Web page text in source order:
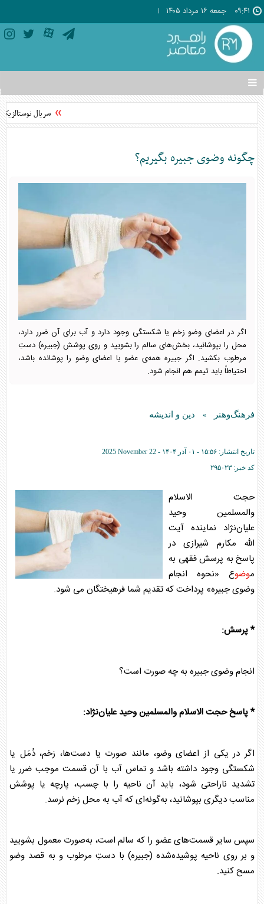
۰۹:۴۱ جمعه ۱۶ مرداد ۱۴۰۵
تغییر
وضعیت
منوی
ها
سریال
چگونه وضوی جبیره بگیریم؟
اگر در اعضای وضو زخم یا شکستگی وجود دارد و آب برای آن ضرر دارد،
محل را بپوشانید، بخش‌های سالم را بشویید و روی پوشش (جبیره) دستِ
مرطوب بکشید. اگر جبیره همه‌ی عضو یا اعضای وضو را پوشانده باشد،
احتیاطاً باید تیمم هم انجام شود.
فرهنگ‌وهنر » دین و اندیشه
تاریخ انتشار: ۱۵:۵۶ - ۰۱ آذر ۱۴۰۴ -
2025 November 22
کد خبر: ۲۹۵۰۲۳
حجت الاسلام
والمسلمین وحید
علیان‌نژاد نماینده آیت
الله مکارم شیرازی در
پاسخ به پرسش فقهی به
موضوع «نحوه انجام
وضوی جبیره» پرداخت که تقدیم شما فرهیختگان می شود.
* پرسش:
انجاموضوی جبیره به چه صورت است؟
* پاسخ حجت الاسلام والمسلمین وحید علیان‌نژاد:
اگر در یکی از اعضایوضو، مانند صورت یا دست‌ها، زخم، دُمَل یا
شکستگی وجود داشته باشد و تماس آب با آن قسمت موجب ضرر یا
تشدید ناراحتی شود، باید آن ناحیه را با چسب، پارچه یا پوشش
مناسب دیگری بپوشانید، به‌گونه‌ای که آب به محل زخم نرسد.
سپس سایر قسمت‌های عضو را که سالم است، به‌صورت معمول بشویید
و بر روی ناحیه پوشیده‌شده (جبیره) با دستِ مرطوب و به قصد وضو
مسح کنید.